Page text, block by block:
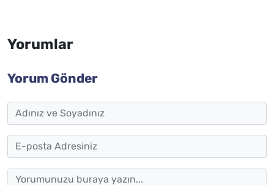
Yorumlar
Yorum Gönder